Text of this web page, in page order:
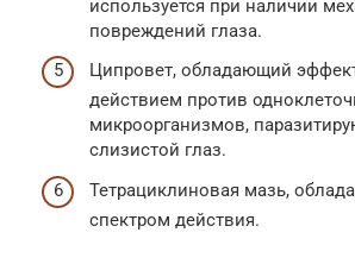
используется при наличии
повреждений глаза.
Ципровет, обладающий
действием против
микроорганизмов,
слизистой глаз.
Тетрациклиновая мазь,
спектром действия.